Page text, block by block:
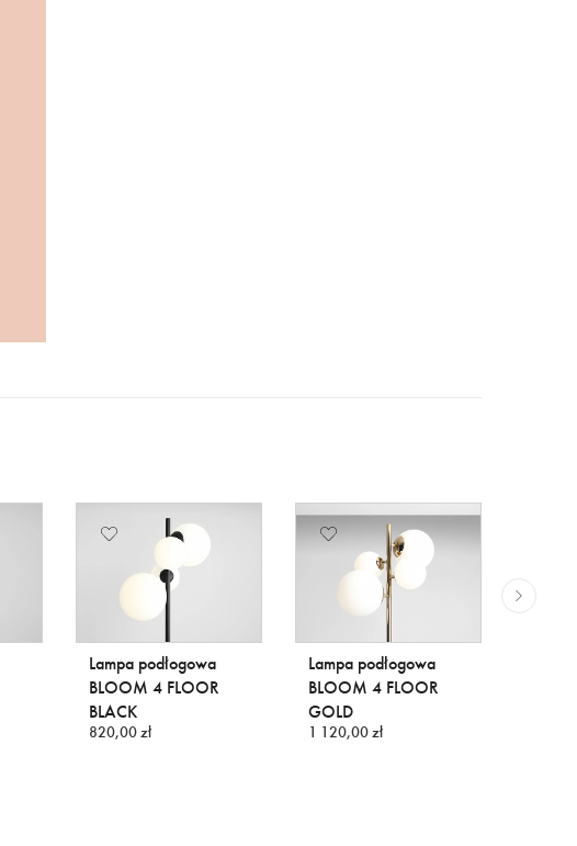
Lampa podłogowa
BLOOM 4 FLOOR
BLACK
820,00 zł
Lampa podłogowa
BLOOM 4 FLOOR
GOLD
1 120,00 zł